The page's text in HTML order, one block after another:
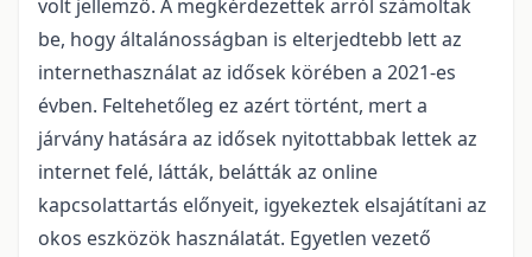
volt jellemző. A megkérdezettek arról számoltak
be, hogy általánosságban is elterjedtebb lett az
internethasználat az idősek körében a 2021-es
évben. Feltehetőleg ez azért történt, mert a
járvány hatására az idősek nyitottabbak lettek az
internet felé, látták, belátták az online
kapcsolattartás előnyeit, igyekeztek elsajátítani az
okos eszközök használatát. Egyetlen vezető